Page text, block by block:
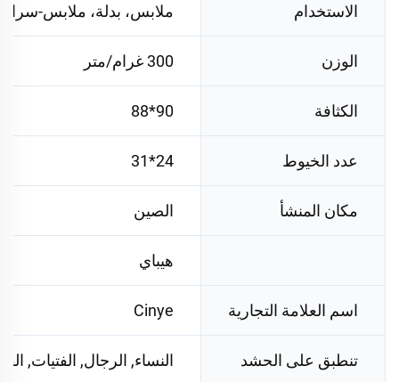
الاستخدام ملابس، بدلة، ملابس-
الوزن 300 غرام/متر
الكثافة 90*88
عدد الخيوط 24*31
مكان المنشأ الصين
هيباي
اسم العلامة التجارية Cinye
تنطبق على الحشد النساء, الرجال, الفتيات,